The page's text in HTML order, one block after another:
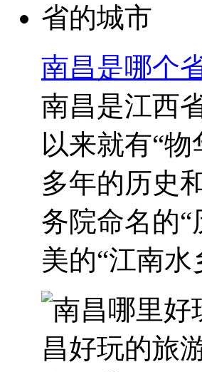
南昌是哪个
南昌是江西
以来就有“
多年的历史
务院命名的
美的“江南水